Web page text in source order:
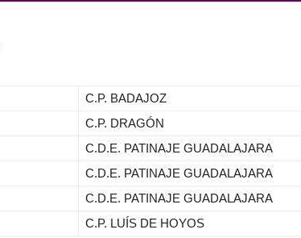
C.P. BADAJOZ
C.P. DRAGÓN
C.D.E. PATINAJE GUADALAJARA
C.D.E. PATINAJE GUADALAJARA
C.D.E. PATINAJE GUADALAJARA
C.P. LUÍS DE HOYOS